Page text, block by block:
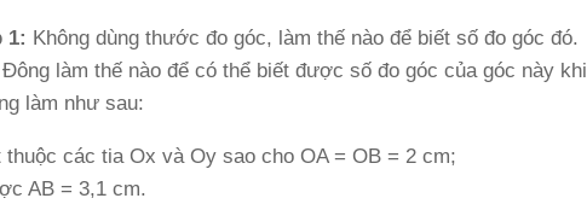
1: Không dùng thước đo góc, làm thế nào để biết số đo góc đó.
làm thế nào để có thể biết được số đo góc của góc này khi
làm như sau:
các tia Ox và Oy sao cho OA = OB = 2 cm;
AB = 3,1 cm.